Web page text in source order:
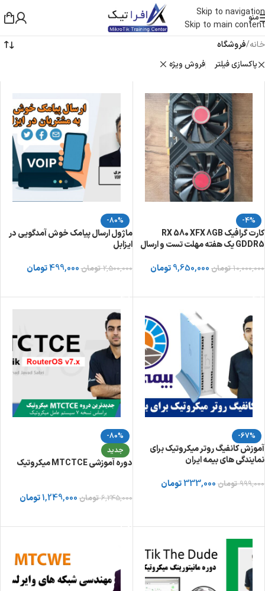
Skip to navigation
Skip to main content
منو
خانه/فروشگاه
پاکسازی فیلتر فروش ویژه
-4%
کارت گرافیک RX 580 XFX 8GB
GDDR5 یک هفته مهلت تست و ارسال
10,000,000 تومان 9,650,000تومان
-80%
ماژول ارسال پیامک خوش آمدگویی در
ایزابل
2,500,000 تومان499,000تومان
-67%
آموزش کانفیگ روتر میکروتیک برای
نمایندگی های بیمه ایران
999,000 تومان 333,000تومان
-80%
جدید
دوره آموزشی MTCTCE میکروتیک
6,245,000 تومان1,249,000تومان